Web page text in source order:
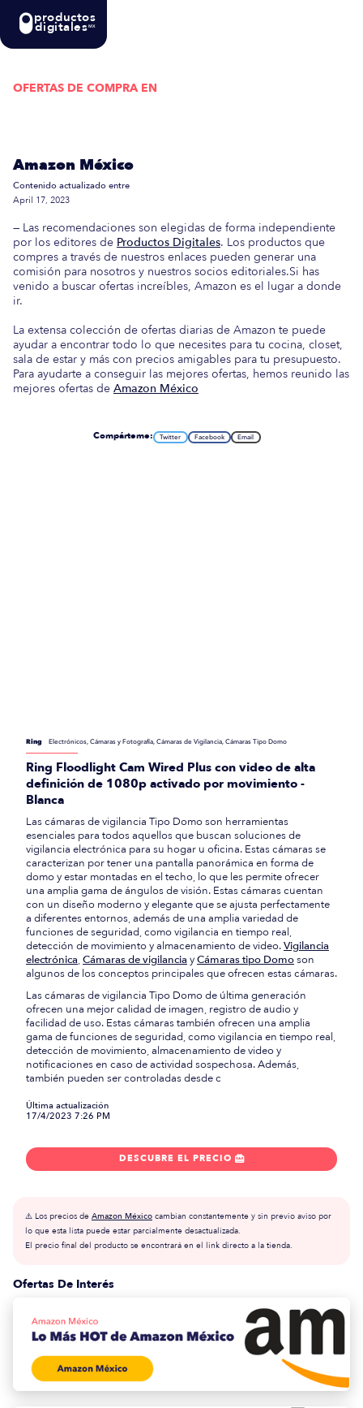
productos
digitalesMX
OFERTAS DE COMPRA EN
Amazon México
Contenido actualizado entre
April 17, 2023
— Las recomendaciones son elegidas de forma independiente
por los editores de Productos Digitales. Los productos que
compres a través de nuestros enlaces pueden generar una
comisión para nosotros y nuestros socios editoriales.Si has
venido a buscar ofertas increíbles, Amazon es el lugar a donde
ir.
La extensa colección de ofertas diarias de Amazon te puede
ayudar a encontrar todo lo que necesites para tu cocina, closet,
sala de estar y más con precios amigables para tu presupuesto.
Para ayudarte a conseguir las mejores ofertas, hemos reunido las
mejores ofertas de Amazon México
Compárteme: Twitter Facebook Email
Ring Electrónicos, Cámaras y Fotografía, Cámaras de Vigilancia, Cámaras Tipo Domo
Ring Floodlight Cam Wired Plus con video de alta
definición de 1080p activado por movimiento -
Blanca
Las cámaras de vigilancia Tipo Domo son herramientas
esenciales para todos aquellos que buscan soluciones de
vigilancia electrónica para su hogar u oficina. Estas cámaras se
caracterizan por tener una pantalla panorámica en forma de
domo y estar montadas en el techo, lo que les permite ofrecer
una amplia gama de ángulos de visión. Estas cámaras cuentan
con un diseño moderno y elegante que se ajusta perfectamente
a diferentes entornos, además de una amplia variedad de
funciones de seguridad, como vigilancia en tiempo real,
detección de movimiento y almacenamiento de video.Vigilancia
electrónica,Cámaras de vigilanciayCámaras tipo Domoson
algunos de los conceptos principales que ofrecen estas cámaras.
Las cámaras de vigilancia Tipo Domo de última generación
ofrecen una mejor calidad de imagen, registro de audio y
facilidad de uso. Estas cámaras también ofrecen una amplia
gama de funciones de seguridad, como vigilancia en tiempo real,
detección de movimiento, almacenamiento de video y
notificaciones en caso de actividad sospechosa. Además,
también pueden ser controladas desde c
Última actualización
17/4/2023 7:26 PM
DESCUBRE EL PRECIO 
⚠️ Los precios de Amazon México cambian constantemente y sin previo aviso por
lo que esta lista puede estar parcialmente desactualizada.
El precio final del producto se encontrará en el link directo a la tienda.
Ofertas De Interés